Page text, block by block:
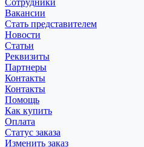
Сотрудники
Вакансии
Стать представителем
Новости
Статьи
Реквизиты
Партнеры
Контакты
Контакты
Помощь
Как купить
Оплата
Статус заказа
Изменить заказ